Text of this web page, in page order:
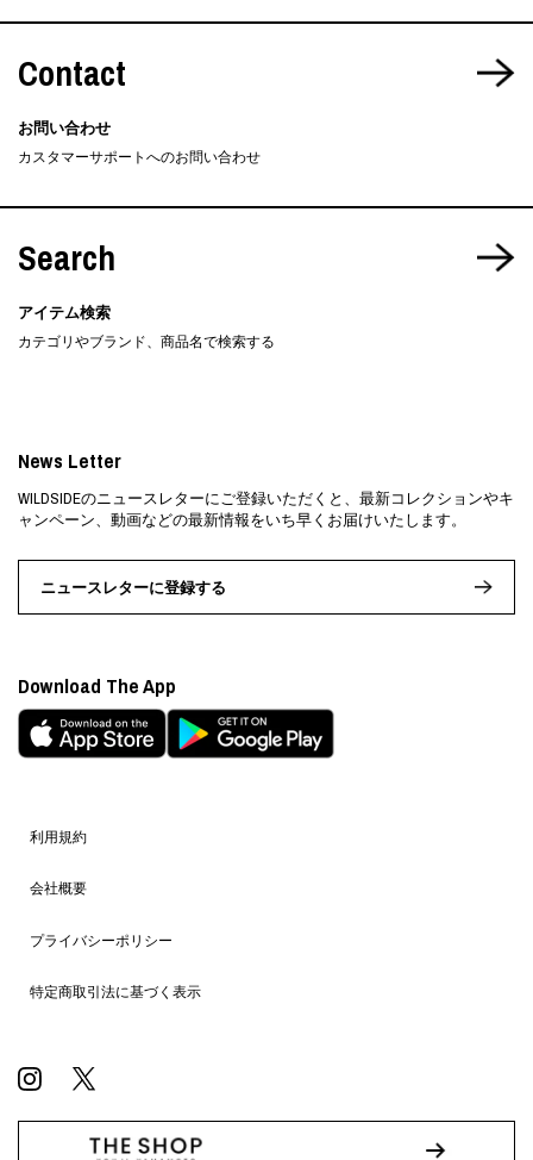
Contact
お問い合わせ
カスタマーサポートへのお問い合わせ
Search
アイテム検索
カテゴリやブランド、商品名で検索する
利用規約
会社概要
プライバシーポリシー
特定商取引法に基づく表示
News Letter
WILDSIDEのニュースレターにご登録いただくと、最新コレクションやキ
ャンペーン、動画などの最新情報をいち早くお届けいたします。
ニュースレターに登録する
Download The App